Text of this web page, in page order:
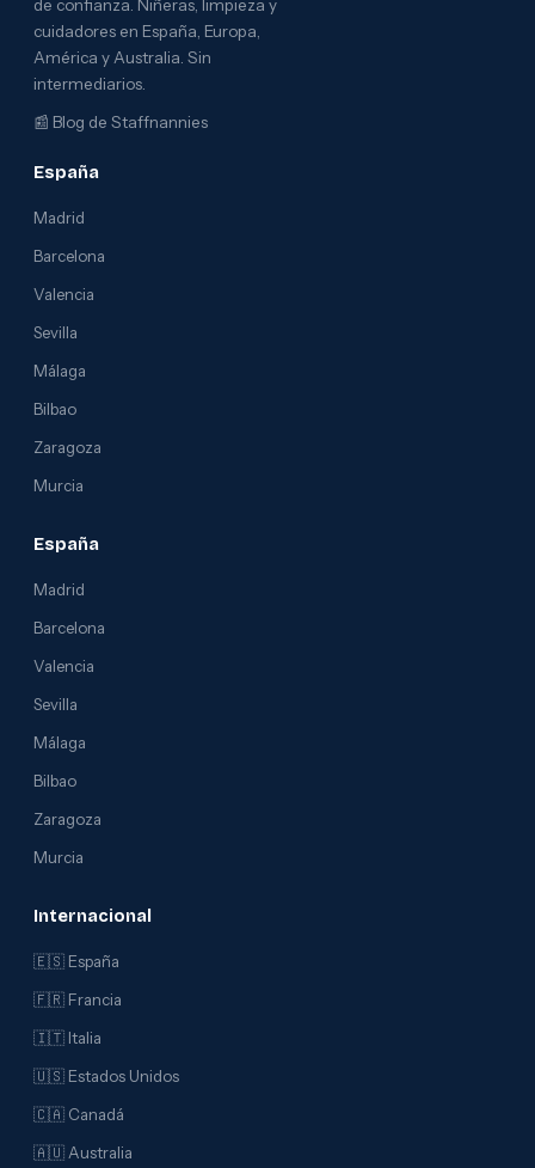
de confianza. Niñeras, limpieza y
cuidadores en España, Europa,
América y Australia. Sin
intermediarios.
📰 Blog de Staffnannies
España
Madrid
Barcelona
Valencia
Sevilla
Málaga
Bilbao
Zaragoza
Murcia
España
Madrid
Barcelona
Valencia
Sevilla
Málaga
Bilbao
Zaragoza
Murcia
Internacional
🇪🇸 España
🇫🇷 Francia
🇮🇹 Italia
🇺🇸 Estados Unidos
🇨🇦 Canadá
🇦🇺 Australia